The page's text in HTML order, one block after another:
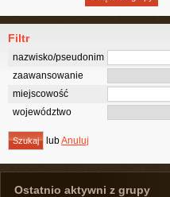
Filtr
nazwisko/pseudonim
zaawansowanie
miejscowość
województwo
lubAnuluj
Ostatnio aktywni z grupy